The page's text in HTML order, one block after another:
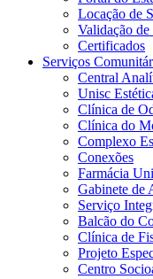
Locação de
Validação
Certificados
Serviços
Central
Unisc
Clínica de
Clínica do
Complexo
Conexões
Farmácia
Gabinete de
Serviço
Balcão do
Clínica de
Projeto
Centro